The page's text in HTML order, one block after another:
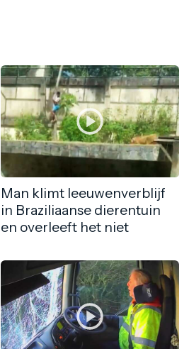
Man klimt leeuwenverblijf
in Braziliaanse dierentuin
en overleeft het niet